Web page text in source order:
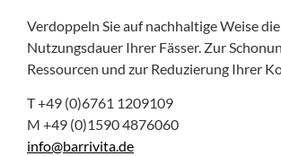
Verdoppeln Sie auf nachhaltige Weise die
Nutzungsdauer Ihrer Fässer. Zur
Ressourcen und zur Reduzierung Ihrer
T +49 (0)6761 1209109
M +49 (0)1590 4876060
info@barrivita.de